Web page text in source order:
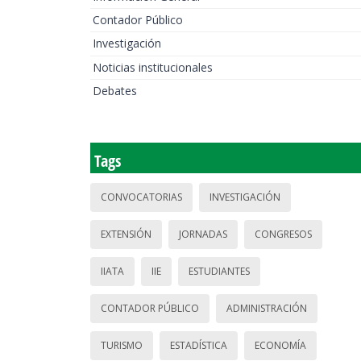
Contador Público
Investigación
Noticias institucionales
Debates
Tags
CONVOCATORIAS INVESTIGACIÓN
EXTENSIÓN JORNADAS CONGRESOS
IIATA IIE ESTUDIANTES
CONTADOR PÚBLICO ADMINISTRACIÓN
TURISMO ESTADÍSTICA ECONOMÍA